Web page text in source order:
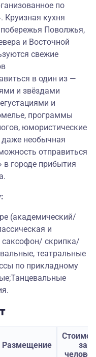
по
Круизная кухня
Поволжья,
и Восточной
свежие
в один из —
и звёздами
и
программы
юмористические
даже необычная
отправиться
в городе прибытия
(академический/
и
саксофон/ скрипка/
театральные
по прикладному
Размещение
за